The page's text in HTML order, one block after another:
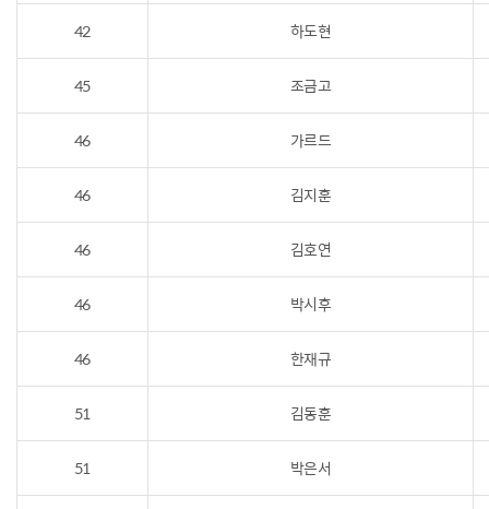
42 하도현
45 조금고
46 가르드
46 김지훈
46 김호연
46 박시후
46 한재규
51 김동훈
51 박은서